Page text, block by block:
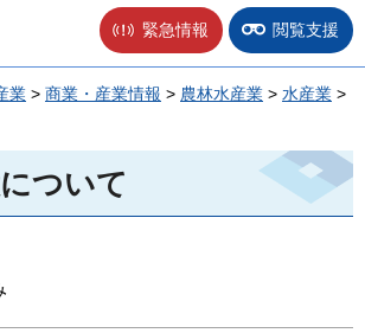
緊急情報 閲覧支援
業 > 商業・産業情報 > 農林水産業 > 水産業 >
ついて